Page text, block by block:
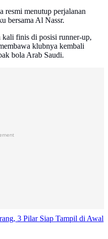
resmi menutup perjalanan
bersama Al Nassr.
kali finis di posisi runner-up,
klubnya kembali
bola Arab Saudi.
3 Pilar Siap Tampil di Awal